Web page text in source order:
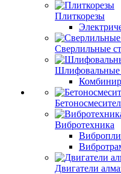
Плиткорезы
Сверлильные
Шлифовальные
Вибротехника
Двигатели